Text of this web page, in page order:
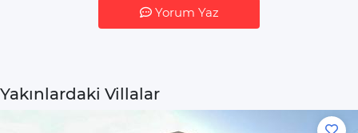
Su Isıtıcı(kettle)
Bulaşık Makinesi
Yorum Yaz
Yakınlardaki Villalar